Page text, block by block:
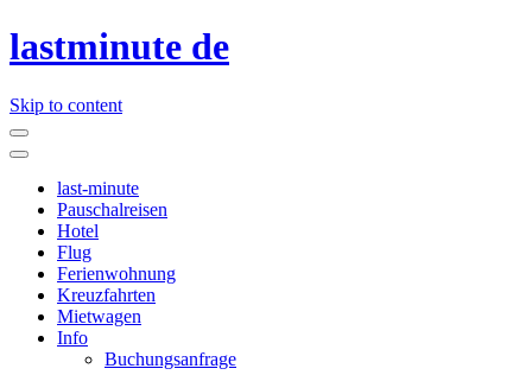
lastminute de
Skip to content
last-minute
Pauschalreisen
Hotel
Flug
Ferienwohnung
Kreuzfahrten
Mietwagen
Info
Buchungsanfrage